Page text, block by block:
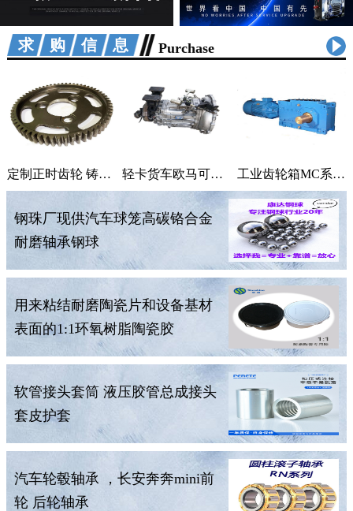
求购信息 Purchase
定制正时齿轮 铸铁曲轴加工 适用汽车机械 轻卡货车欧马可采尔孚变速箱ZF5S400V变速箱 工业齿轮箱MC系列大功率减速机M系列直角变速器平行变速箱
钢珠厂现供汽车球笼高碳铬合金
耐磨轴承钢球
用来粘结耐磨陶瓷片和设备基材
表面的1:1环氧树脂陶瓷胶
软管接头套筒 液压胶管总成接头
套皮护套
汽车轮毂轴承 ，长安奔奔mini前
轮 后轮轴承